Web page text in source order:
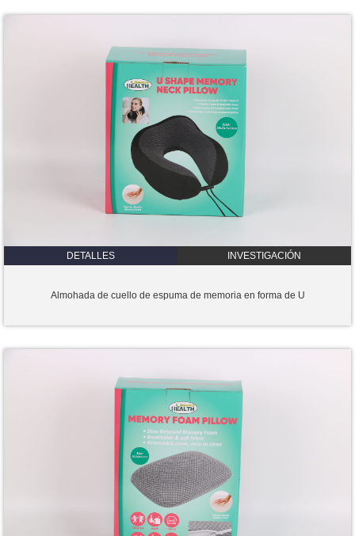
DETALLES INVESTIGACIÓN
Almohada de cuello de espuma de memoria en forma de U